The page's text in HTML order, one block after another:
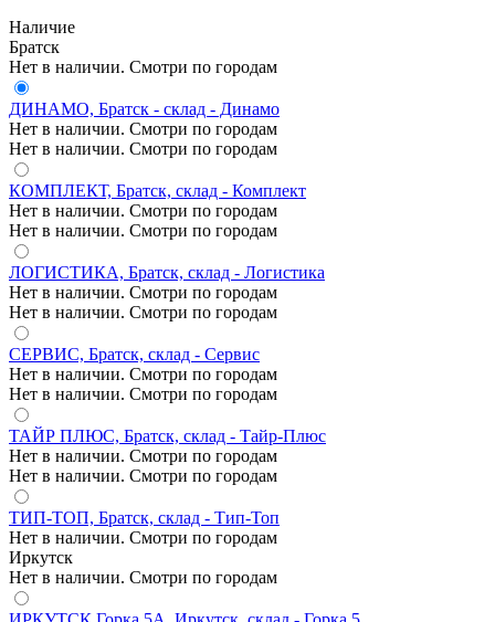
Наличие
Братск
Нет в наличии. Смотри по городам
ДИНАМО, Братск - склад - Динамо
Нет в наличии. Смотри по городам
Нет в наличии. Смотри по городам
КОМПЛЕКТ, Братск, склад - Комплект
Нет в наличии. Смотри по городам
Нет в наличии. Смотри по городам
ЛОГИСТИКА, Братск, склад - Логистика
Нет в наличии. Смотри по городам
Нет в наличии. Смотри по городам
СЕРВИС, Братск, склад - Сервис
Нет в наличии. Смотри по городам
Нет в наличии. Смотри по городам
ТАЙР ПЛЮС, Братск, склад - Тайр-Плюс
Нет в наличии. Смотри по городам
Нет в наличии. Смотри по городам
ТИП-ТОП, Братск, склад - Тип-Топ
Нет в наличии. Смотри по городам
Иркутск
Нет в наличии. Смотри по городам